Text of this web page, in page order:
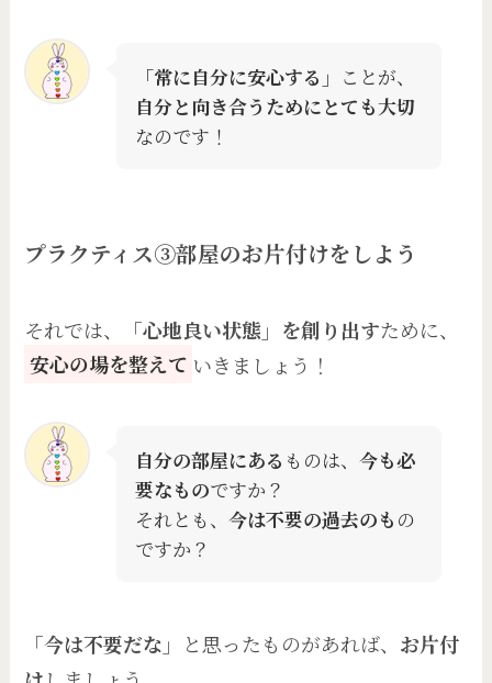
「常に自分に安心する」 ことが、
自分と向き合うためにとても大切
なのです！
プラクティス③部屋のお片付けをしよう
それでは、 「心地良い状態」を創り出すために、
安心の場を整えて いきましょう！
自分の部屋にある ものは、今も必
要なものですか？
それとも、今は不要の過去のも の
ですか？
「今は不要だな」 と思ったものがあれば、 お片付